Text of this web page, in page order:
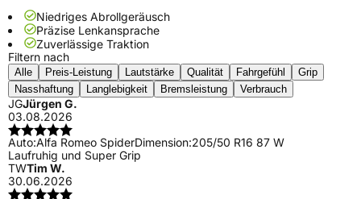
Niedriges Abrollgeräusch
Präzise Lenkansprache
Zuverlässige Traktion
Filtern nach
Alle Preis-Leistung Lautstärke Qualität Fahrgefühl
Grip
Nasshaftung
Langlebigkeit Bremsleistung Verbrauch
JGJürgen G.
03.08.2026
Auto:Alfa Romeo SpiderDimension:205/50 R16 87 W
Laufruhig und Super Grip
TWTim W.
30.06.2026